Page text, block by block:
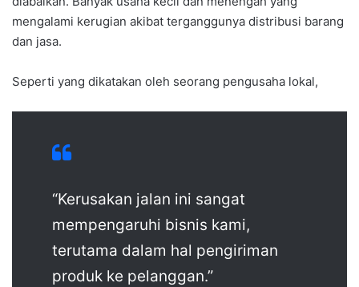
mengalami kerugian akibat terganggunya distribusi barang
dan jasa.
Seperti yang dikatakan oleh seorang pengusaha lokal,
“Kerusakan jalan ini sangat
mempengaruhi bisnis kami,
terutama dalam hal pengiriman
produk ke pelanggan.”